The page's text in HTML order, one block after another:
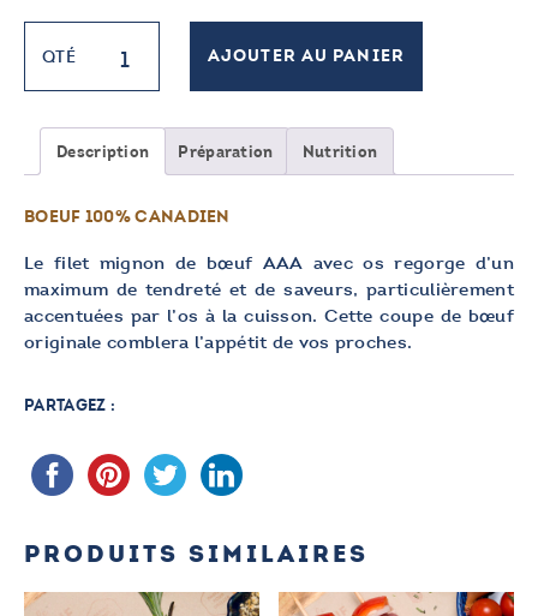
QTÉ
Filet
avec
os
AJOUTER AU PANIER
Description Préparation Nutrition
BOEUF 100% CANADIEN
Le filet mignon de bœuf AAA avec os regorge d’un
maximum de tendreté et de saveurs, particulièrement
accentuées par l’os à la cuisson. Cette coupe de bœuf
originale comblera l’appétit de vos proches.
PARTAGEZ :
PRODUITS SIMILAIRES